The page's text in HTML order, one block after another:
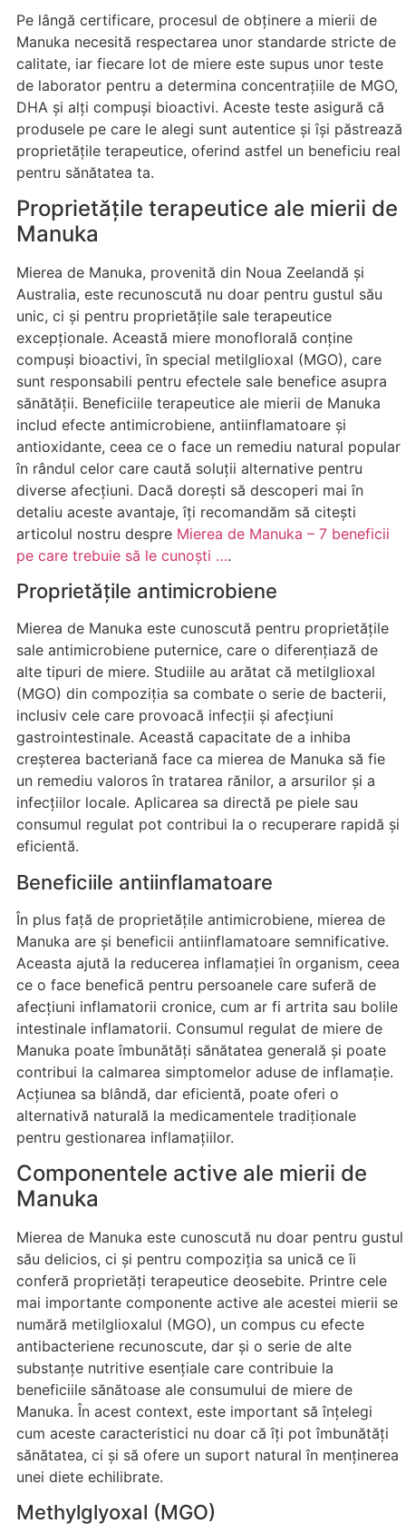
Pe lângă certificare, procesul de obținere a mierii de
Manuka necesită respectarea unor standarde stricte de
calitate, iar fiecare lot de miere este supus unor teste
de laborator pentru a determina concentrațiile de MGO,
DHA și alți compuși bioactivi. Aceste teste asigură că
produsele pe care le alegi sunt autentice și își păstrează
proprietățile terapeutice, oferind astfel un beneficiu real
pentru sănătatea ta.
Proprietățile terapeutice ale mierii de
Manuka
Mierea de Manuka, provenită din Noua Zeelandă și
Australia, este recunoscută nu doar pentru gustul său
unic, ci și pentru proprietățile sale terapeutice
excepționale. Această miere monoflorală conține
compuși bioactivi, în special metilglioxal (MGO), care
sunt responsabili pentru efectele sale benefice asupra
sănătății. Beneficiile terapeutice ale mierii de Manuka
includ efecte antimicrobiene, antiinflamatoare și
antioxidante, ceea ce o face un remediu natural popular
în rândul celor care caută soluții alternative pentru
diverse afecțiuni. Dacă dorești să descoperi mai în
detaliu aceste avantaje, îți recomandăm să citești
articolul nostru despre Mierea de Manuka – 7 beneficii
pe care trebuie să le cunoști ….
Proprietățile antimicrobiene
Mierea de Manuka este cunoscută pentru proprietățile
sale antimicrobiene puternice, care o diferențiază de
alte tipuri de miere. Studiile au arătat că metilglioxal
(MGO) din compoziția sa combate o serie de bacterii,
inclusiv cele care provoacă infecții și afecțiuni
gastrointestinale. Această capacitate de a inhiba
creșterea bacteriană face ca mierea de Manuka să fie
un remediu valoros în tratarea rănilor, a arsurilor și a
infecțiilor locale. Aplicarea sa directă pe piele sau
consumul regulat pot contribui la o recuperare rapidă și
eficientă.
Beneficiile antiinflamatoare
În plus față de proprietățile antimicrobiene, mierea de
Manuka are și beneficii antiinflamatoare semnificative.
Aceasta ajută la reducerea inflamației în organism, ceea
ce o face benefică pentru persoanele care suferă de
afecțiuni inflamatorii cronice, cum ar fi artrita sau bolile
intestinale inflamatorii. Consumul regulat de miere de
Manuka poate îmbunătăți sănătatea generală și poate
contribui la calmarea simptomelor aduse de inflamație.
Acțiunea sa blândă, dar eficientă, poate oferi o
alternativă naturală la medicamentele tradiționale
pentru gestionarea inflamațiilor.
Componentele active ale mierii de
Manuka
Mierea de Manuka este cunoscută nu doar pentru gustul
său delicios, ci și pentru compoziția sa unică ce îi
conferă proprietăți terapeutice deosebite. Printre cele
mai importante componente active ale acestei mierii se
numără metilglioxalul (MGO), un compus cu efecte
antibacteriene recunoscute, dar și o serie de alte
substanțe nutritive esențiale care contribuie la
beneficiile sănătoase ale consumului de miere de
Manuka. În acest context, este important să înțelegi
cum aceste caracteristici nu doar că îți pot îmbunătăți
sănătatea, ci și să ofere un suport natural în menținerea
unei diete echilibrate.
Methylglyoxal (MGO)